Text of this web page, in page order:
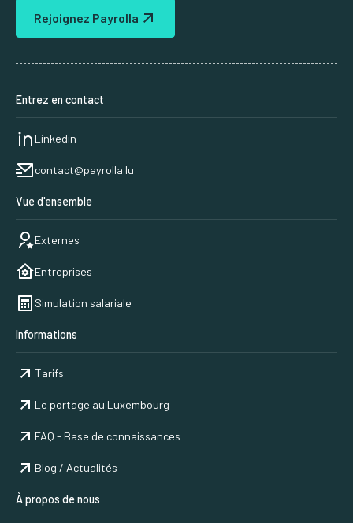
Rejoignez Payrolla
Entrez en contact
Linkedin
contact@payrolla.lu
Vue d'ensemble
Externes
Entreprises
Simulation salariale
Informations
Tarifs
Le portage au Luxembourg
FAQ - Base de connaissances
Blog / Actualités
À propos de nous